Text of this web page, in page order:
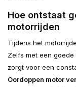
Hoe ontstaat
motorrijden
Tijdens het
Zelfs met een
zorgt voor een
Oordoppen motor